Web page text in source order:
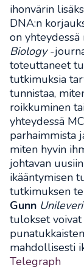
ihonvärin
DNA:n
on yhteydessä
Biology-
toteuttaneet
tutkimuksia
tunnistaa,
roikkuminen
yhteydessä
parhaimmista
miten hyvin
johtavan
ikääntymisen
tutkimuksen
Gunn
tulokset
mahdollisesti
Telegraph